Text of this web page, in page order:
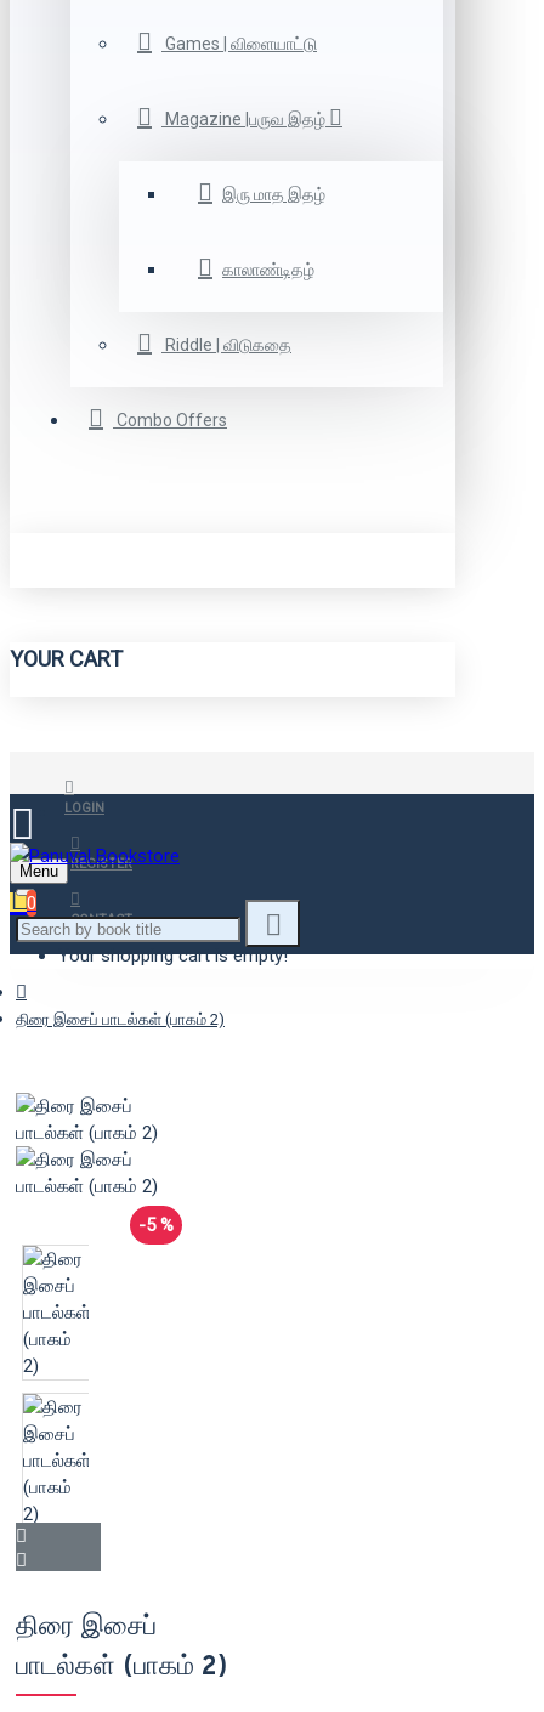
Games | விளையாட்டு
Magazine |பருவ இதழ்
இரு மாத இதழ்
காலாண்டிதழ்
Riddle | விடுகதை
Combo Offers
YOUR CART
LOGIN
REGISTER
CONTACT
Menu
0
Your shopping cart is empty!
திரை இசைப் பாடல்கள் (பாகம் 2)
-5 %
திரை இசைப்
பாடல்கள் (பாகம் 2)